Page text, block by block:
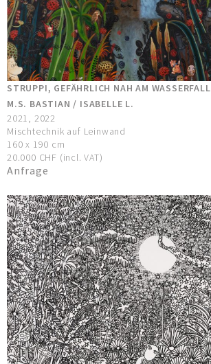
STRUPPI, GEFÄHRLICH NAH AM WASSERFALL
M.S. BASTIAN / ISABELLE L.
2021, 2022
Mischtechnik auf Leinwand
160 x 190 cm
20.000 CHF (incl. VAT)
Anfrage